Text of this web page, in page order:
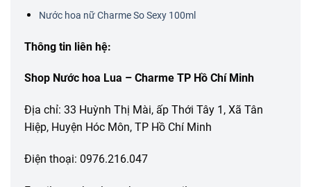
Nước hoa nữ Charme So Sexy 100ml
Thông tin liên hệ:
Shop Nước hoa Lua – Charme TP Hồ Chí Minh
Địa chỉ: 33 Huỳnh Thị Mài, ấp Thới Tây 1, Xã Tân
Hiệp, Huyện Hóc Môn, TP Hồ Chí Minh
Điện thoại: 0976.216.047